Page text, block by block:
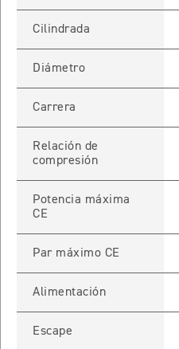
Cilindrada
Diámetro
Carrera
Relación de
compresión
Potencia máxima
CE
Par máximo CE
Alimentación
Escape